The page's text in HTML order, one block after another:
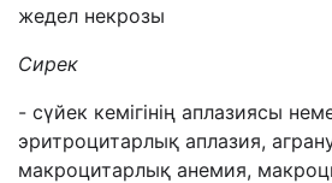
жедел некрозы
Сирек
- сүйек кемігінің аплазиясы
эритроцитарлық аплазия,
макроцитарлық анемия,